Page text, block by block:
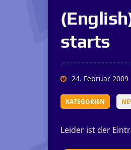
starts
24. Februar 2009
KATEGORIEN
Leider ist der